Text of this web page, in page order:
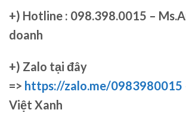
+) Hotline : 098.398.0015 –
doanh
+) Zalo tại đây
=> https://zalo.me/0983980015
Việt Xanh